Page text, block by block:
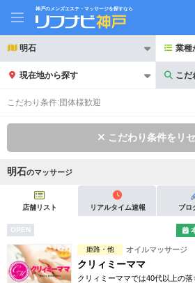
神戸のメンズエステ・マッサージを探すなら
明石 業種
現在地から探す こだ
こだ
初回割引あり リ
団体割引 ポ
キャッシュレス決済OK
こだわり条件:団体様歓迎
こだわり条件をリ
明石のマッサージ
店舗リスト リアルタイム速報 ブロ
OPEN
姫路・他 オイルマッサージ
クリィミーママ
クリィミーママでは40代以上の